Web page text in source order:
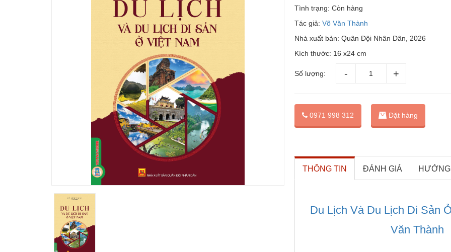
Tình trạng: Còn hàng
Tác giả: Võ Văn Thành
Nhà xuất bản: Quân Đội Nhân Dân, 2026
Kích thước: 16 x24 cm
Số lượng:
0971 998 312 Đặt hàng
THÔNG TIN ĐÁNH GIÁ
Du Lịch Và Du Lịch Di Sản
Văn Thành